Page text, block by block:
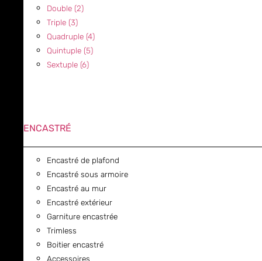
Double (2)
Triple (3)
Quadruple (4)
Quintuple (5)
Sextuple (6)
ENCASTRÉ
Encastré de plafond
Encastré sous armoire
Encastré au mur
Encastré extérieur
Garniture encastrée
Trimless
Boitier encastré
Accessoires